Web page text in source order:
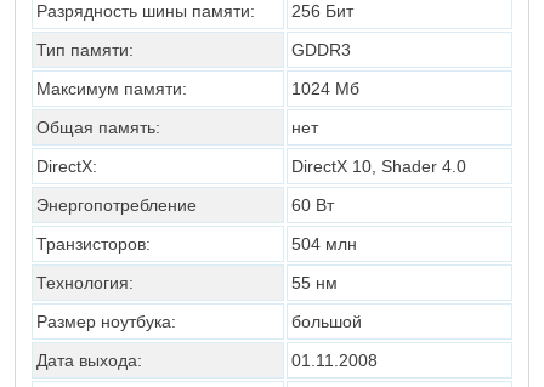
Разрядность шины памяти:
256 Бит
Тип памяти:
GDDR3
Максимум памяти:
1024 Мб
Общая память:
нет
DirectX:
DirectX 10, Shader 4.0
Энергопотребление
60 Вт
Транзисторов:
504 млн
Технология:
55 нм
Размер ноутбука:
большой
Дата выхода:
01.11.2008